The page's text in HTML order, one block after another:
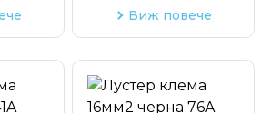
Виж повече